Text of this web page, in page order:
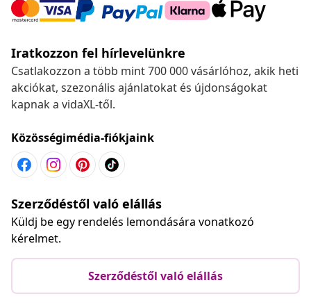
Iratkozzon fel hírlevelünkre
Csatlakozzon a több mint 700 000 vásárlóhoz, akik heti
akciókat, szezonális ajánlatokat és újdonságokat
kapnak a vidaXL-től.
Közösségimédia-fiókjaink
Szerződéstől való elállás
Küldj be egy rendelés lemondására vonatkozó
kérelmet.
Szerződéstől való elállás